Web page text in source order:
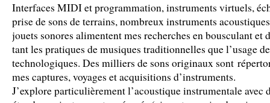
Interfaces MIDI et programmation, instruments virtuels,
prise de sons de terrains, nombreux instruments
jouets sonores alimentent mes recherches en bousculant et
tant les pratiques de musiques traditionnelles que l’usage
technologiques. Des milliers de sons originaux sont
mes captures, voyages et acquisitions d’instruments.
J’explore particulièrement l’acoustique instrumentale avec